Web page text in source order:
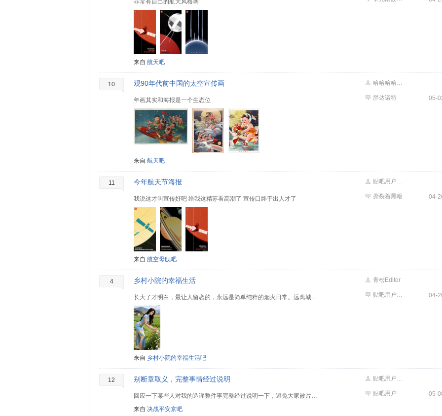
非常有自己的航天风格啊
来自 航天吧
10 观90年代前中国的太空宣传画
年画其实和海报是一个生态位
来自 航天吧
哈哈哈哈咚啊
胖达诺特 05-
11 今年航天节海报
我说这才叫宣传好吧 给我这精苏看高潮了 宣传口终于出人才了
来自 航空母舰吧
贴吧用户_JR35J9K
撕裂着黑暗 04-
4 乡村小院的幸福生活
长大了才明白，最让人留恋的，永远是简单纯粹的烟火日常。远离城市喧嚣，置身田园山野，风吹草木，云卷云舒，没有繁杂琐事困扰。守一份清净，留一份从容，不负时光，不负自己，平凡安稳，即是圆满。
来自 乡村小院的幸福生活吧
青松Editor
贴吧用户_aP34DPC 04-
12 别断章取义，完整事情经过说明
回应一下某些人对我的造谣整件事完整经过说明一下，避免大家被片面截图误导。 当时五排组队游戏，我只是针对对局局势发表看法，吐槽打法思路问题，单纯讨论游戏节奏，全程没有主动人身攻击。 是对方自己心态敏感，率先破防，持续言语施压、主动挑事骂人在先。我在被持续压力、不断挑衅的情况下，情绪失控才进行回击，属于被动互骂。 如今对方刻意截取后半段内容挂人，隐瞒所有前因和主动挑事的过程，单纯颠倒黑白引导舆论。 从来不
来自 决战平安京吧
贴吧用户_G6W12M6
贴吧用户_aDA1RRD 05-